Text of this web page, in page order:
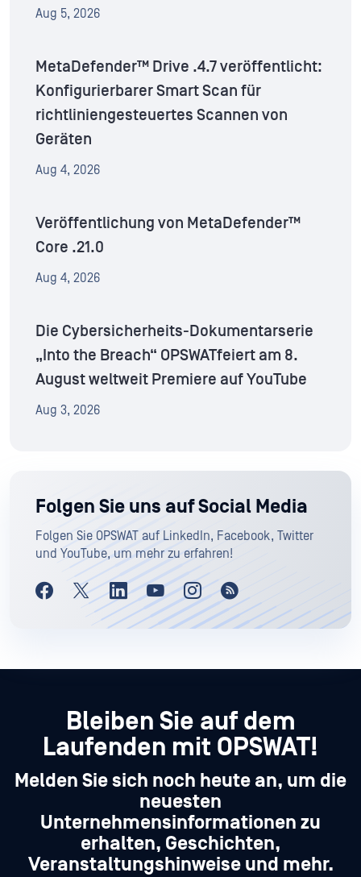
Aug 5, 2026
MetaDefender™ Drive .4.7 veröffentlicht:
Konfigurierbarer Smart Scan für
richtliniengesteuertes Scannen von
Geräten
Aug 4, 2026
Veröffentlichung von MetaDefender™
Core .21.0
Aug 4, 2026
Die Cybersicherheits-Dokumentarserie
„Into the Breach“ OPSWATfeiert am 8.
August weltweit Premiere auf YouTube
Aug 3, 2026
Folgen Sie uns auf Social Media
Folgen Sie OPSWAT auf LinkedIn, Facebook, Twitter
und YouTube, um mehr zu erfahren!
Bleiben Sie auf dem
Laufenden mit OPSWAT!
Melden Sie sich noch heute an, um die
neuesten
Unternehmensinformationen zu
erhalten, Geschichten,
Veranstaltungshinweise und mehr.